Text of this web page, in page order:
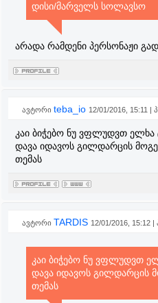
დისი/მარველს სოლავსო
არადა რამდენი პერსონაჟი
ავტორი teba_io 12/01/2016, 15:11 |
კაი ბიჭებო ნუ ვფლუდვთ
დავა იდავოს გილდარცის
თემას
ავტორი TARDIS 12/01/2016, 15:12
კაი ბიჭებო ნუ ვფლუდვთ
დავა იდავოს გილდარცის
თემას